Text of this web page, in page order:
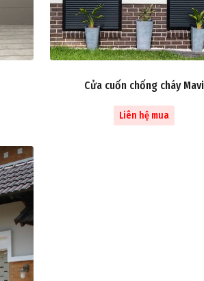
Cửa cuốn chống cháy Mavi
Liên hệ mua